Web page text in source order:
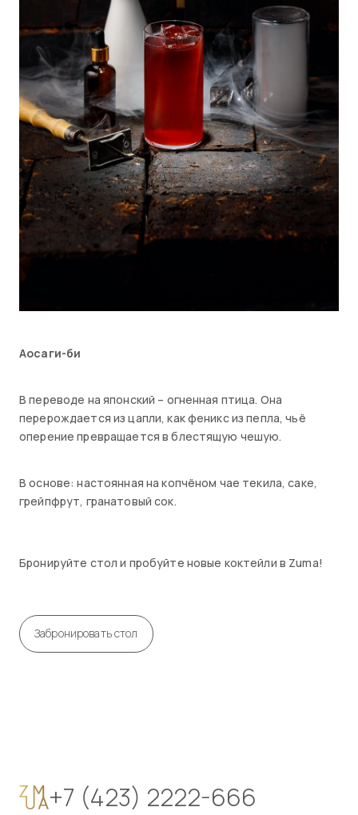
Аосаги-би
В переводе на японский – огненная птица. Она
перерождается из цапли, как феникс из пепла, чьё
оперение превращается в блестящую чешую.
В основе: настоянная на копчёном чае текила, саке,
грейпфрут, гранатовый сок.
Бронируйте стол и пробуйте новые коктейли в Zuma!
Забронировать стол
+7 (423) 2222-666